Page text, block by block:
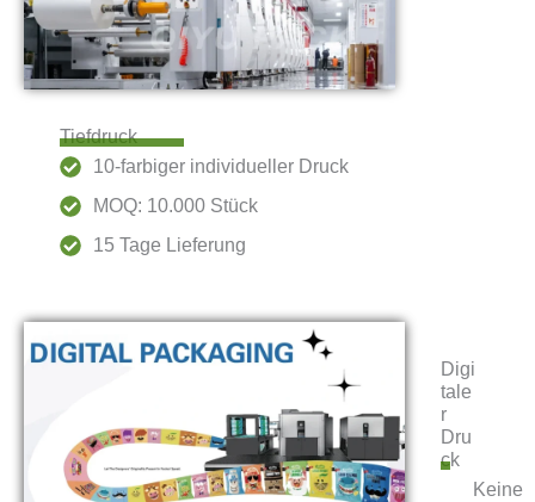
Tiefdruck
10-farbiger individueller Druck
MOQ: 10.000 Stück
15 Tage Lieferung
Digi
tale
r
Dru
ck
Keine